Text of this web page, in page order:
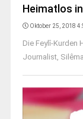
Heimatlos
Oktober 25, 2018
Die Feylî-Kurden
Journalist,